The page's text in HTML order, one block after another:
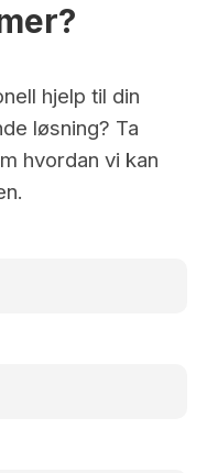
hjelp til din
løsning? Ta
hvordan vi kan